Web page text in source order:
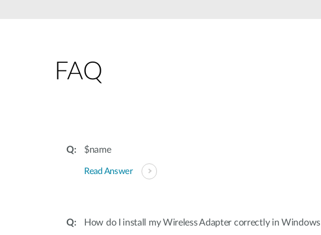
FAQ
$name
Read Answer
How do I install my Wireless Adapter correctly in Windows